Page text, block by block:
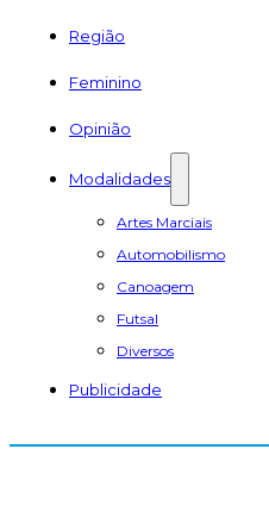
Região
Feminino
Opinião
Modalidades
Artes Marciais
Automobilismo
Canoagem
Futsal
Diversos
Publicidade